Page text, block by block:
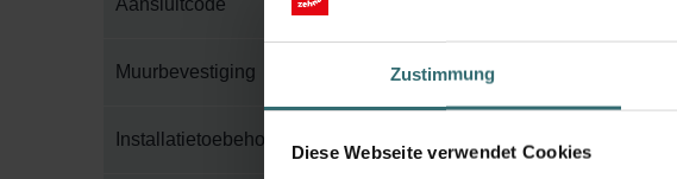
Zustimmung
Diese Webseite verwendet Cookies
Aansluitcode
Muurbevestiging
Installatietoebehoren in verpakking